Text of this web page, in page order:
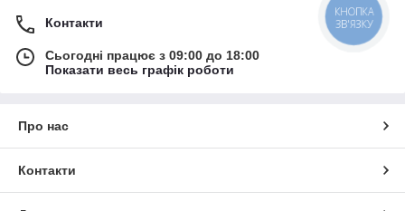
Контакти
Сьогодні працює з 09:00 до 18:00
Показати весь графік роботи
Про нас
Контакти
КНОПКА
ЗВ'ЯЗКУ